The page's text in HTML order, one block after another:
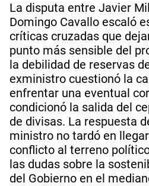
La disputa entre Javier
Domingo Cavallo escaló
críticas cruzadas que
punto más sensible del
la debilidad de reservas
exministro cuestionó la
enfrentar una eventual
condicionó la salida del
de divisas. La respuesta
ministro no tardó en
conflicto al terreno
las dudas sobre la
del Gobierno en el